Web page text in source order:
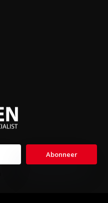
Abonneer